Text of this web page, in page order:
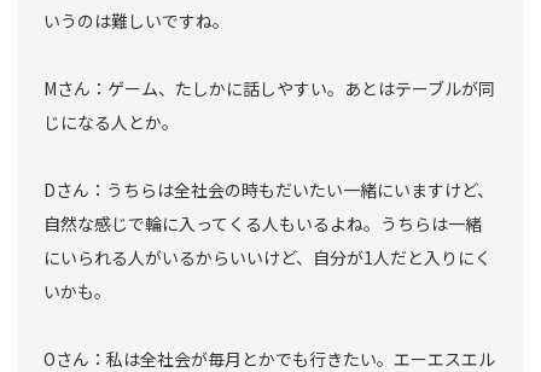
いうのは難しいですね。
Mさん：ゲーム、たしかに話しやすい。あとはテーブルが同
じになる人とか。
Dさん：うちらは全社会の時もだいたい一緒にいますけど、
自然な感じで輪に入ってくる人もいるよね。うちらは一緒
にいられる人がいるからいいけど、自分が1人だと入りにく
いかも。
Oさん：私は全社会が毎月とかでも行きたい。エーエスエル